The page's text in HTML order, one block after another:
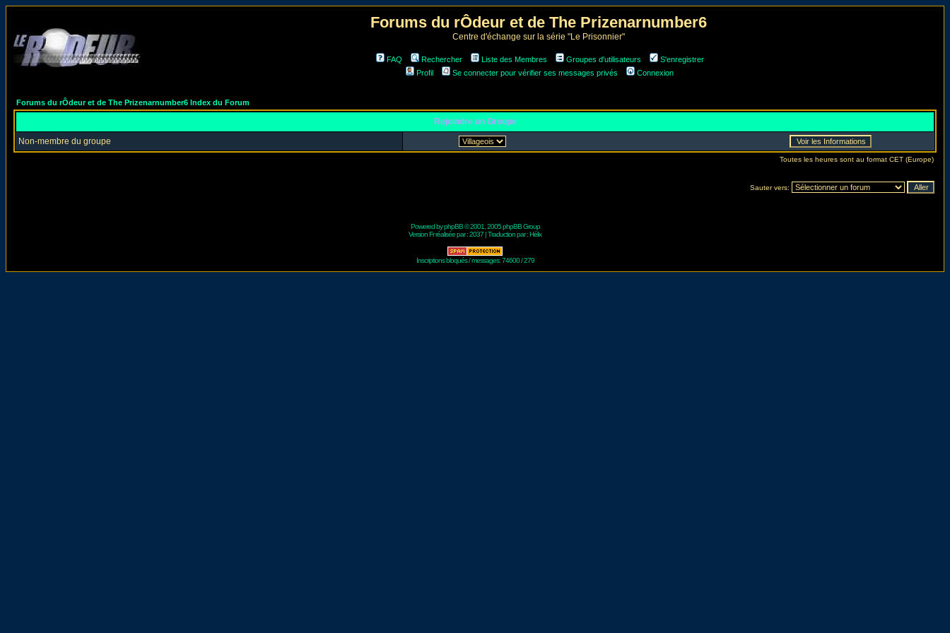
Forums du rÔdeur et de The Prizenarnumber6
Centre d'échange sur la série "Le Prisonnier"
FAQ Rechercher Liste des Membres Groupes d'utilisateurs
S'enregistrer
Profil
Se connecter pour vérifier ses messages privés Connexion
Forums du rÔdeur et de The Prizenarnumber6 Index du Forum
Rejoindre un Groupe
Non-membre du groupe
Toutes les heures sont au format CET (Europe)
Sauter vers:
Powered byphpBB© 2001, 2005 phpBB Group
Version Fr réalisée par :2037 | Traduction par :Hélix
Inscriptions bloqués / messages: 74600 / 279